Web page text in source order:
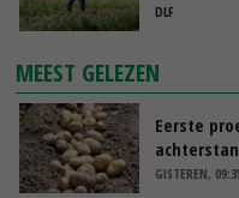
DLF
MEEST GELEZEN
Eerste
GISTEREN,